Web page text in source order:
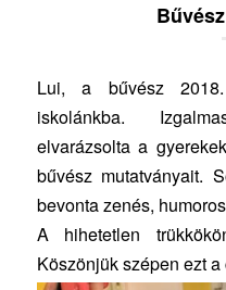
Lui, a bűvész
iskolánkba.
elvarázsolta a
bűvész mutatványait.
bevonta zenés,
A hihetetlen
Köszönjük szépen ezt